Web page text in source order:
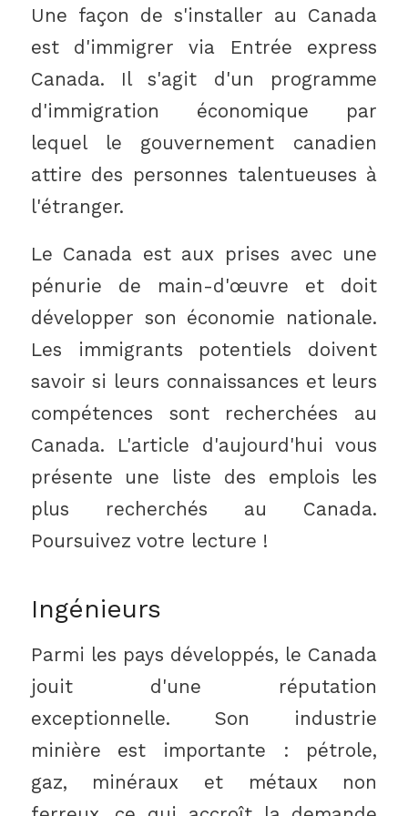
Une façon de s'installer au Canada
est d'immigrer via Entrée express
Canada. Il s'agit d'un programme
d'immigration économique par
lequel le gouvernement canadien
attire des personnes talentueuses à
l'étranger.
Le Canada est aux prises avec une
pénurie de main-d'œuvre et doit
développer son économie nationale.
Les immigrants potentiels doivent
savoir si leurs connaissances et leurs
compétences sont recherchées au
Canada. L'article d'aujourd'hui vous
présente une liste des emplois les
plus recherchés au Canada.
Poursuivez votre lecture !
Ingénieurs
Parmi les pays développés, le Canada
jouit d'une réputation
exceptionnelle. Son industrie
minière est importante : pétrole,
gaz, minéraux et métaux non